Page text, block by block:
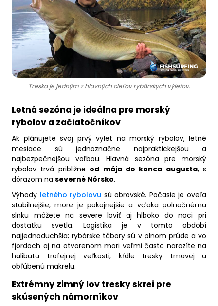
Treska je jedným z hlavných cieľov rybárskych výletov.
Letná sezóna je ideálna pre morský
rybolov a začiatočníkov
Ak plánujete svoj prvý výlet na morský rybolov, letné
mesiace sú jednoznačne najpraktickejšou a
najbezpečnejšou voľbou. Hlavná sezóna pre morský
rybolov trvá približne od mája do konca augusta, s
dôrazom na severné Nórsko.
Výhody letného rybolovu sú obrovské. Počasie je oveľa
stabilnejšie, more je pokojnejšie a vďaka polnočnému
slnku môžete na severe loviť aj hlboko do noci pri
dostatku svetla. Logistika je v tomto období
najjednoduchšia; rybárske tábory sú v plnom prúde a vo
fjordoch aj na otvorenom mori veľmi často narazíte na
halibuta trofejnej veľkosti, kŕdle tresky tmavej a
obľúbenú makrelu.
Extrémny zimný lov tresky skrei pre
skúsených námorníkov